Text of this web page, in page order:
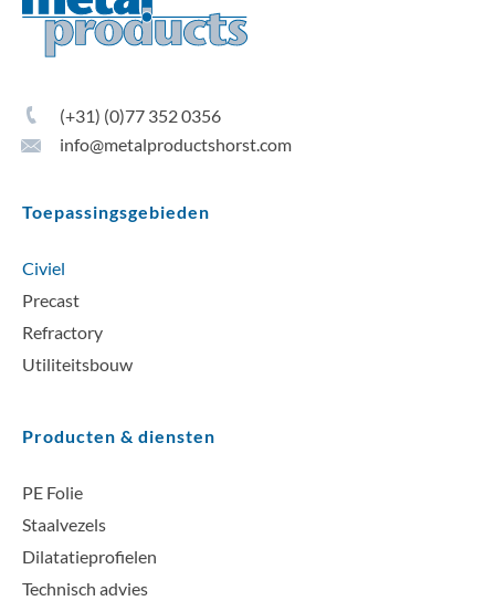
(+31) (0)77 352 0356
info@metalproductshorst.com
Toepassingsgebieden
Civiel
Precast
Refractory
Utiliteitsbouw
Producten & diensten
PE Folie
Staalvezels
Dilatatieprofielen
Technisch advies